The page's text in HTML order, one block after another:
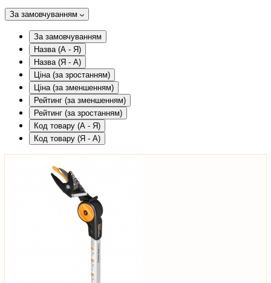
За замовчуванням
За замовчуванням
Назва (А - Я)
Назва (Я - А)
Ціна (за зростанням)
Ціна (за зменшенням)
Рейтинг (за зменшенням)
Рейтинг (за зростанням)
Код товару (А - Я)
Код товару (Я - А)